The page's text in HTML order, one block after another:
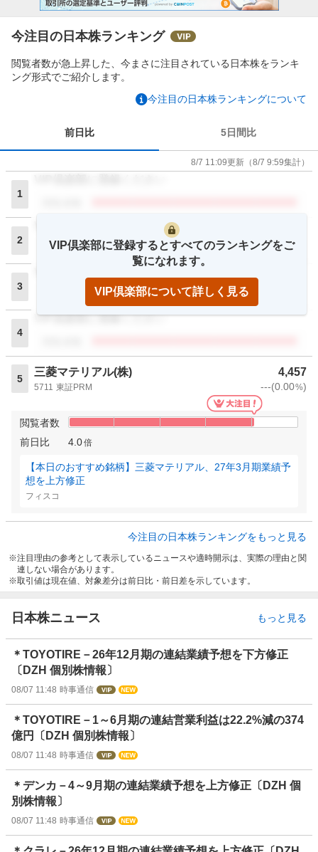
今注目の日本株ランキング
閲覧者数が急上昇した、今まさに注目されている日本株をランキ
ング形式でご紹介します。
今注目の日本株ランキングについて
前日比 5日間比
8/7 11:09更新 （8/7 9:59集計）
1
2
VIP倶楽部に登録ください
閲覧者数
3
4
VIP倶楽部に登録ください
5
三菱マテリアル(株) 4,457
5711 東証PRM ---(0.00%)
閲覧者数
前日比
4.0倍
【本日のおすすめ銘柄】三菱マテリアル、27年3月期業績予
想を上方修正
フィスコ
VIP倶楽部に登録するとすべてのランキングをご
覧になれます。
VIP倶楽部について詳しく見る
今注目の日本株ランキングをもっと見る
注目理由の参考として表示しているニュースや適時開示は、実際の理由と関
連しない場合があります。
取引値は現在値、対象差分は前日比・前日差を示しています。
日本株ニュース もっと見る
＊TOYOTIRE－26年12月期の連結業績予想を下方修正
〔DZH 個別株情報〕
08/07 11:48 時事通信
＊TOYOTIRE－1～6月期の連結営業利益は22.2%減の374
億円〔DZH 個別株情報〕
08/07 11:48 時事通信
＊デンカ－4～9月期の連結業績予想を上方修正〔DZH 個
別株情報〕
08/07 11:48 時事通信